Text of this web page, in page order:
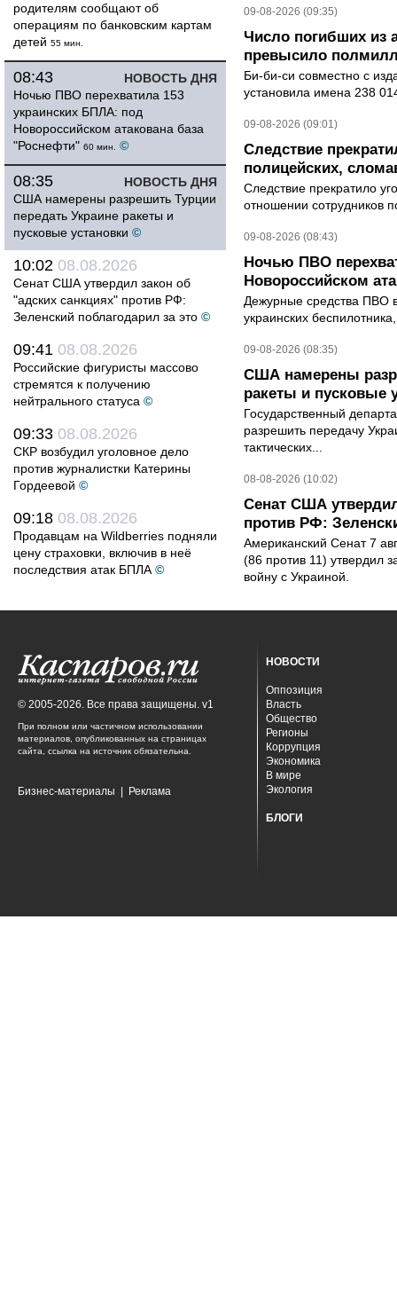
родителям сообщают об
операциям по банковским картам
детей 55 мин.
НОВОСТЬ ДНЯ
08:43
Ночью ПВО перехватила 153
украинских БПЛА: под
Новороссийском атакована база
"Роснефти" 60 мин. ©
НОВОСТЬ ДНЯ
08:35
США намерены разрешить Турции
передать Украине ракеты и
пусковые установки ©
10:02 08.08.2026
Сенат США утвердил закон об
"адских санкциях" против РФ:
Зеленский поблагодарил за это ©
09:41 08.08.2026
Российские фигуристы массово
стремятся к получению
нейтрального статуса ©
09:33 08.08.2026
СКР возбудил уголовное дело
против журналистки Катерины
Гордеевой ©
09:18 08.08.2026
Продавцам на Wildberries подняли
цену страховки, включив в неё
последствия атак БПЛА ©
09-08-2026 (09:35)
Число погибших из
превысило
Би-би-си совместно с
установила имена 238
09-08-2026 (09:01)
Следствие
полицейских,
Следствие прекратило
отношении сотрудников
09-08-2026 (08:43)
Ночью ПВО
Новороссийском
Дежурные средства ПВО
украинских
09-08-2026 (08:35)
США намерены
ракеты и пусковые
Государственный
разрешить передачу
тактических...
08-08-2026 (10:02)
Сенат США
против РФ:
Американский Сенат 7
(86 против 11) утвердил
войну с Украиной.
© 2005-2026. Все права защищены. v1
При полном или частичном использовании
материалов, опубликованных на страницах
сайта, ссылка на источник обязательна.
Бизнес-материалы Реклама
НОВОСТИ
Оппозиция
Власть
Общество
Регионы
Коррупция
Экономика
В мире
Экология
БЛОГИ